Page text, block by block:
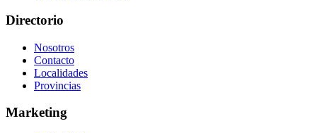
Directorio
Nosotros
Contacto
Localidades
Provincias
Marketing